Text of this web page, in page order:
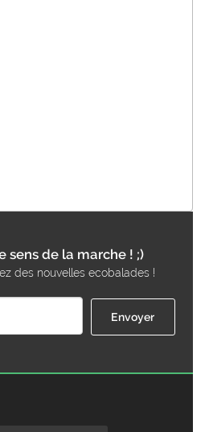
sens de la marche ! ;)
des nouvelles ecobalades !